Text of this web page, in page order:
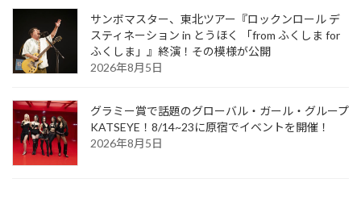
サンボマスター、東北ツアー『ロックンロール デ
スティネーション in とうほく 「from ふくしま for
ふくしま」』終演！その模様が公開
2026年8月5日
グラミー賞で話題のグローバル・ガール・グループ
KATSEYE！8/14~23に原宿でイベントを開催！
2026年8月5日